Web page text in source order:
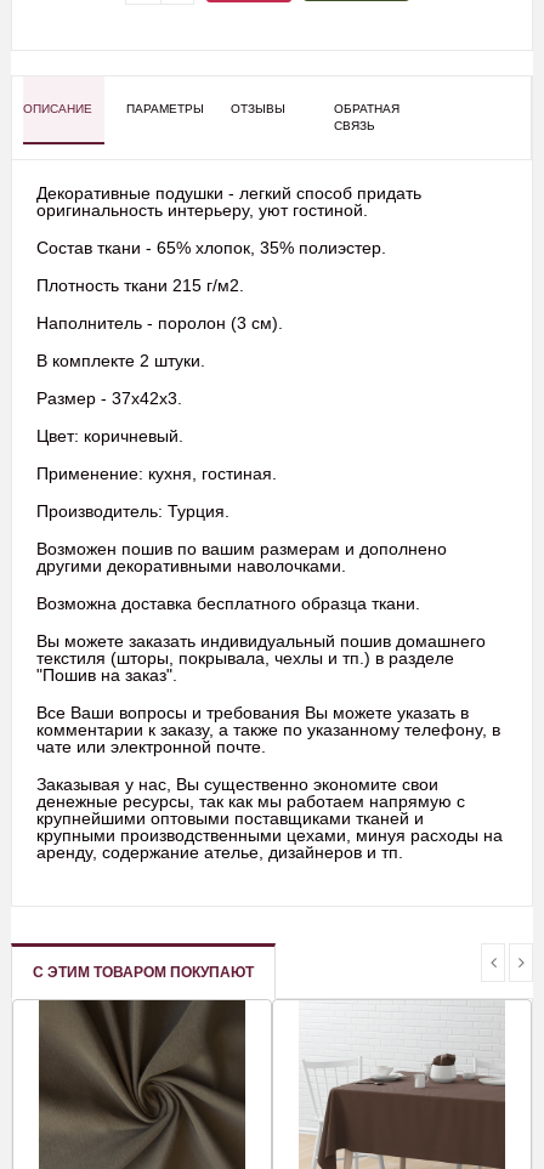
ОПИСАНИЕ ПАРАМЕТРЫ ОТЗЫВЫ
ОБРАТНАЯ
СВЯЗЬ
Декоративные подушки - легкий способ придать
оригинальность интерьеру, уют гостиной.
Состав ткани - 65% хлопок, 35% полиэстер.
Плотность ткани 215 г/м2.
Наполнитель - поролон (3 см).
В комплекте 2 штуки.
Размер - 37х42х3.
Цвет: коричневый.
Применение: кухня, гостиная.
Производитель: Турция.
Возможен пошив по вашим размерам и дополнено
другими декоративными наволочками.
Возможна доставка бесплатного образца ткани.
Вы можете заказать индивидуальный пошив домашнего
текстиля (шторы, покрывала, чехлы и тп.) в разделе
"Пошив на заказ".
Все Ваши вопросы и требования Вы можете указать в
комментарии к заказу, а также по указанному телефону, в
чате или электронной почте.
Заказывая у нас, Вы существенно экономите свои
денежные ресурсы, так как мы работаем напрямую с
крупнейшими оптовыми поставщиками тканей и
крупными производственными цехами, минуя расходы на
аренду, содержание ателье, дизайнеров и тп.
С ЭТИМ ТОВАРОМ ПОКУПАЮТ